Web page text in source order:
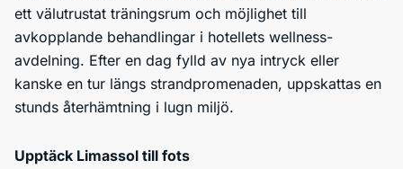
ett välutrustat träningsrum och möjlighet till
avkopplande behandlingar i hotellets wellness-
avdelning. Efter en dag fylld av nya intryck eller
kanske en tur längs strandpromenaden, uppskattas en
stunds återhämtning i lugn miljö.
Upptäck Limassol till fots